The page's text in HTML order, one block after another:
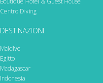
Centro Diving
DESTINAZIONI
Maldive
Egitto
Madagascar
Indonesia